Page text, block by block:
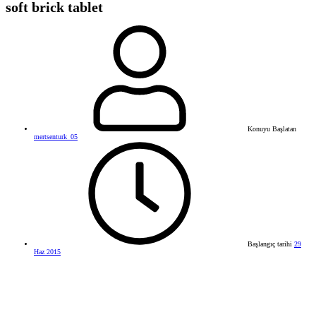
soft brick tablet
Konuyu Başlatan
mertsenturk_05
Başlangıç tarihi 29
Haz 2015